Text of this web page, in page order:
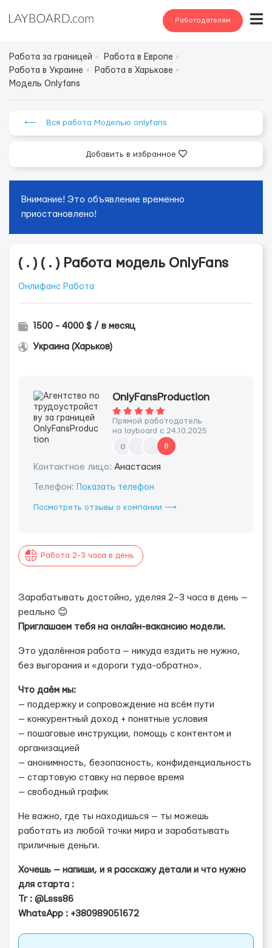
Работодателям
Работа за границей
Работа в Европе
Работа в Украине
Работа в Харькове
Модель Onlyfans
⟵ Вся работа Моделью onlyfans
Добавить в избранное
Внимание! Это объявление временно
приостановлено!
( . ) ( . ) Работа модель OnlyFans
Онлифанс Работа
1500 - 4000 $ / в месяц
Украина (Харьков)
OnlyFansProduction
Прямой работодатель
на layboard с 24.10.2025
o 8
Контактное лицо: Анастасия
Телефон: Показать телефон
Посмотреть отзывы о компании ⟶
Работа 2-3 часа в день
Зарабатывать достойно, уделяя 2–3 часа в день —
реально 😊
Приглашаем тебя на онлайн-вакансию модели.
Это удалённая работа — никуда ездить не нужно,
без выгорания и «дороги туда-обратно».
Что даём мы:
— поддержку и сопровождение на всём пути
— конкурентный доход + понятные условия
— пошаговые инструкции, помощь с контентом и
организацией
— анонимность, безопасность, конфиденциальность
— стартовую ставку на первое время
— свободный график
Не важно, где ты находишься — ты можешь
работать из любой точки мира и зарабатывать
приличные деньги.
Хочешь — напиши, и я расскажу детали и что нужно
для старта :
Тг : @Lsss86
WhatsApp : +380989051672